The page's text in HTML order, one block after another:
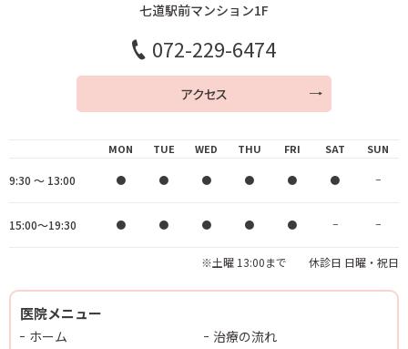
七道駅前マンション1F
072-229-6474
アクセス
MON TUE WED THU FRI SAT SUN
※土曜 13:00まで 休診日 日曜・祝日
9:30 ～ 13:00 ● ● ● ● ● ● −
15:00～19:30 ● ● ● ● ● − −
医院メニュー
ホーム
治療の流れ